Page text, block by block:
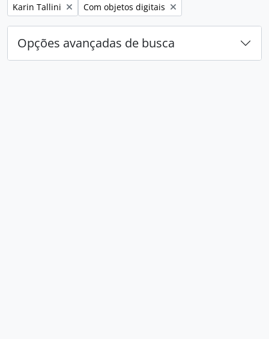
Remover filtro:
Karin Tallini Remover filtro:
Com objetos digitais
Opções avançadas de busca